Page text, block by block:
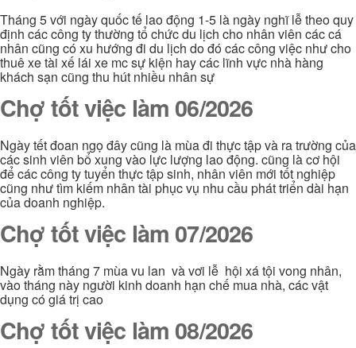
Tháng 5 với ngày quốc tế lao động 1-5 là ngày nghĩ lễ theo quy
định các công ty thường tổ chức du lịch cho nhân viên các cá
nhân cũng có xu hướng đi du lịch do đó các công việc như cho
thuê xe tài xế lái xe mc sự kiện hay các lĩnh vực nhà hàng
khách sạn cũng thu hút nhiều nhân sự
Chợ tốt việc làm 06/2026
Ngày tết đoan ngọ đây cũng là mùa đi thực tập và ra trường của
các sinh viên bổ xung vào lực lượng lao động. cũng là cơ hội
để các công ty tuyển thực tập sinh, nhân viên mới tốt nghiệp
cũng như tìm kiếm nhân tài phục vụ nhu cầu phát triển dài hạn
của doanh nghiệp.
Chợ tốt việc làm 07/2026
Ngày rằm tháng 7 mùa vu lan và vơi lễ hội xá tội vong nhân,
vào tháng này người kinh doanh hạn chế mua nhà, các vật
dụng có giá trị cao
Chợ tốt việc làm 08/2026